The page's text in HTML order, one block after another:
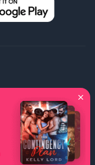
H I
J
U V